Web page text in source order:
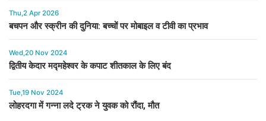
Thu,2 Apr 2026
बचपन और स्क्रीन की दुनिया: बच्चों पर मोबाइल व टीवी का प्रभाव
Wed,20 Nov 2024
द्वितीय केदार मद्महेश्वर के कपाट शीतकाल के लिए बंद
Tue,19 Nov 2024
लोहरदगा में गन्ना लदे ट्रक ने युवक को रौंदा, मौत